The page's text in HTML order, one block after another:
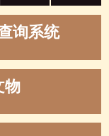
询系统
物